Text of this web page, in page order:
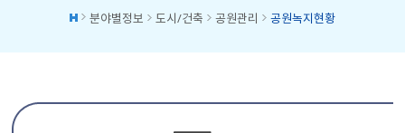
분야별정보 도시/건축 공원관리 공원녹지현황